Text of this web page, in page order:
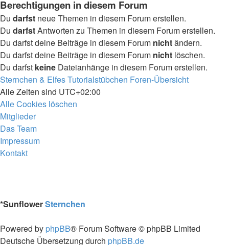
Berechtigungen in diesem Forum
Du darfst neue Themen in diesem Forum erstellen.
Du darfstAntworten zu Themen in diesem Forum erstellen.
Du darfst deine Beiträge in diesem Forum nichtändern.
Du darfst deine Beiträge in diesem Forum nicht löschen.
Du darfst keine Dateianhänge in diesem Forum erstellen.
Sternchen & Elfes Tutorialstübchen Foren-Übersicht
Alle Zeiten sind UTC+02:00
Alle Cookies löschen
Mitglieder
Das Team
Impressum
Kontakt
*SunflowerSternchen
Powered by phpBB® Forum Software © phpBB Limited
Deutsche Übersetzung durch phpBB.de